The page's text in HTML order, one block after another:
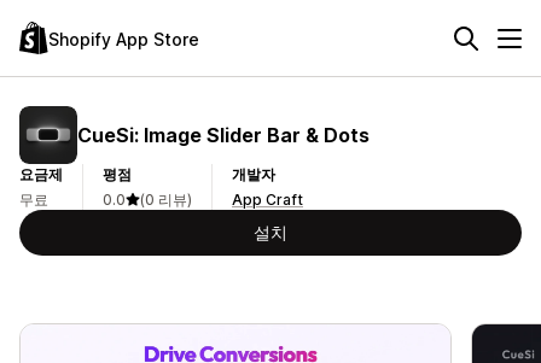
Shopify App Store
CueSi: Image Slider Bar & Dots
요금제
무료
평점
0.0
(0 리뷰)
개발자
App Craft
설치